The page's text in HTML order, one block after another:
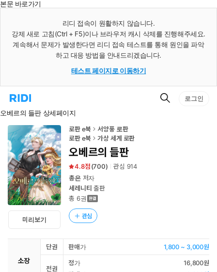
본문 바로가기
리디 접속이 원활하지 않습니다.
강제 새로 고침(Ctrl + F5)이나 브라우저 캐시 삭제를 진행해주세요.
계속해서 문제가 발생한다면 리디 접속 테스트를 통해 원인을 파악
하고 대응 방법을 안내드리겠습니다.
테스트 페이지로 이동하기
리
홈
로
이
동
검
로그인
오베르의 들판 상세페이지
미리보기
로판 e북
서양풍 로판
로판 e북
가상 세계 로판
오베르의 들판
4.8 (700) 관심 914
총은저자
세레니티 출판
총 6권
관심
소장
단권 판매가 1,800 ~ 3,000원
전권
정가
16,800원